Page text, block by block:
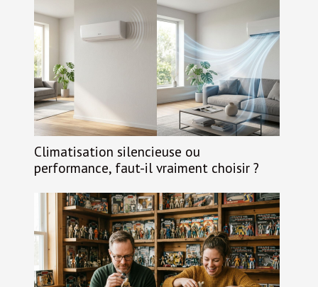
Climatisation silencieuse ou
performance, faut-il vraiment choisir ?